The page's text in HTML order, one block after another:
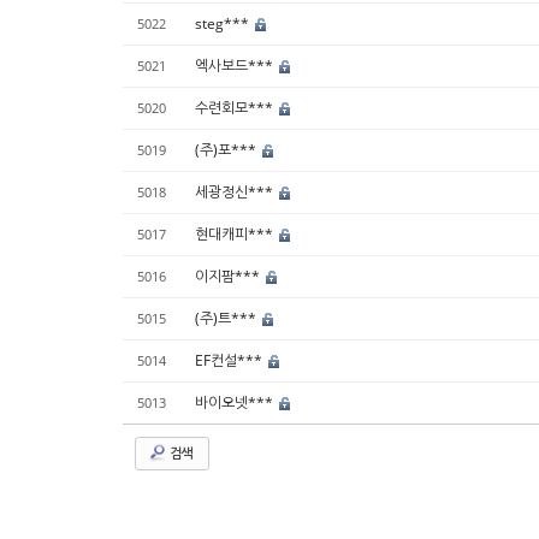
5022 steg***
5021 엑사보드***
5020 수련회모***
5019 (주)포***
5018 세광정신***
5017 현대캐피***
5016 이지팜***
5015 (주)트***
5014 EF컨설***
5013 바이오넷***
검색